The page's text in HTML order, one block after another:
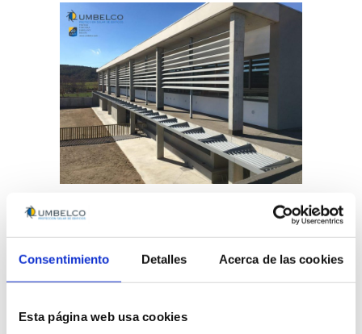
Consentimiento Detalles Acerca de las cookies
Esta página web usa cookies
de longitud de una pieza.
aplicación sobre diversos materiales